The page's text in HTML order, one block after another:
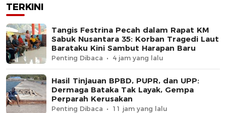
TERKINI
Tangis Festrina Pecah dalam Rapat KM
Sabuk Nusantara 35: Korban Tragedi Laut
Barataku Kini Sambut Harapan Baru
Penting Dibaca 4 jam yang lalu
Hasil Tinjauan BPBD, PUPR, dan UPP:
Dermaga Bataka Tak Layak, Gempa
Perparah Kerusakan
Penting Dibaca 11 jam yang lalu